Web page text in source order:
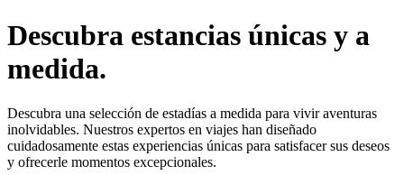
Descubra estancias únicas y a
medida.
Descubra una selección de estadías a medida para vivir aventuras
inolvidables. Nuestros expertos en viajes han diseñado
cuidadosamente estas experiencias únicas para satisfacer sus deseos
y ofrecerle momentos excepcionales.